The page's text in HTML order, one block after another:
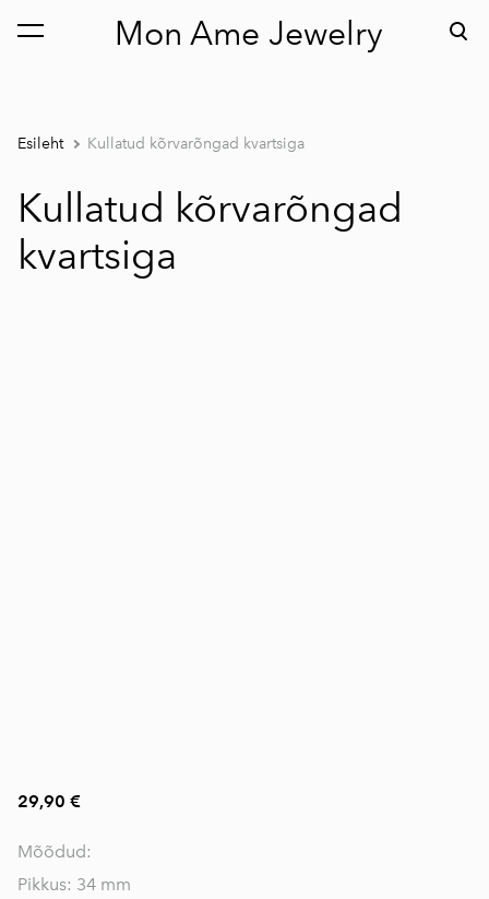
Mon Ame Jewelry
lisati ostukorvi. Vaata ostukorvi
Esileht Kullatud kõrvarõngad kvartsiga
Kullatud kõrvarõngad
kvartsiga
29,90 €
Mõõdud:
Pikkus: 34 mm